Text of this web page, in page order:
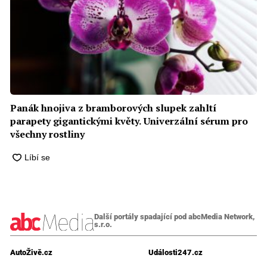
Panák hnojiva z bramborových slupek zahltí
parapety gigantickými květy. Univerzální sérum pro
všechny rostliny
Další portály spadající pod abcMedia Network,
s.r.o.
AutoŽivě.cz
Události247.cz